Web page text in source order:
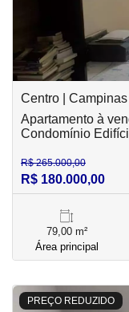
Centro | Campinas
Apartamento à
Condomínio
R$ 265.000,00
R$ 180.000,00
79,00 m²
Área principal
PREÇO REDUZIDO
<<<<